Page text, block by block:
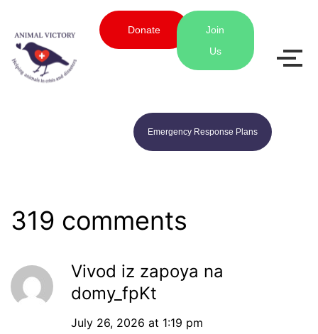
Donate
Join
Us
Emergency Response Plans
319 comments
Vivod iz zapoya na
domy_fpKt
July 26, 2026 at 1:19 pm